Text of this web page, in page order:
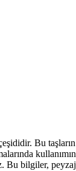
Bu
bilgiler,